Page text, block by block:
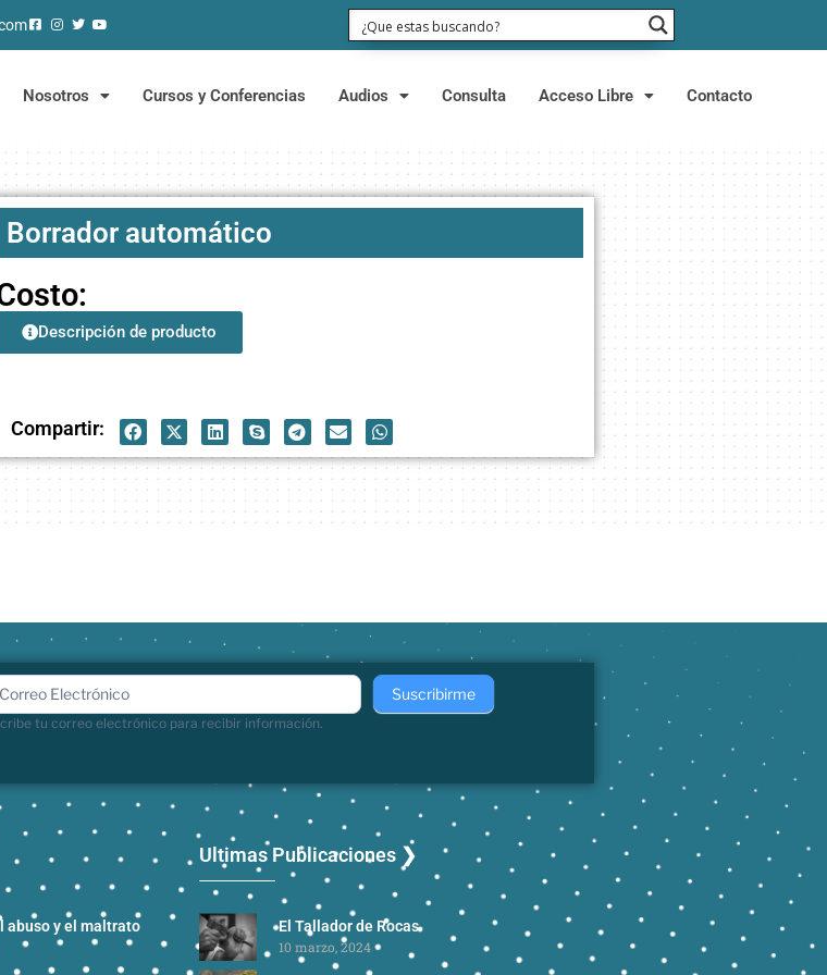
Nosotros Cursos y Conferencias Audios Consulta Acceso Libre Contacto
Borrador automático
Descripción de producto
Compartir:
tu correo electrónico para recibir información.
Suscribirme
abuso y el maltrato
Ultimas Publicaciones ❯
El Tallador de Rocas
10 marzo, 2024